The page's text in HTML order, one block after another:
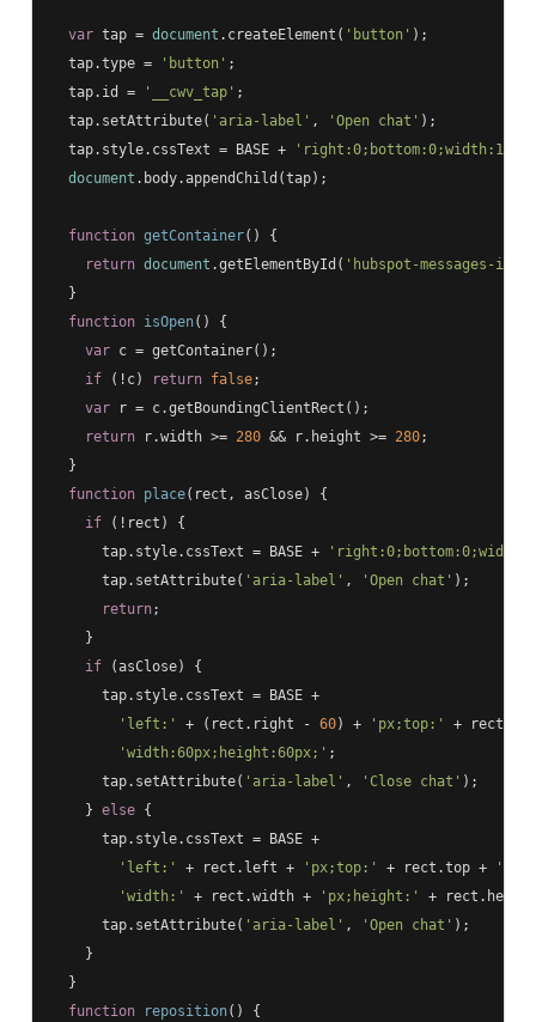
var tap = document .createElement( 'button' );
  tap.type =
'button' ;
  tap.id =
'__cwv_tap' ;
  tap.setAttribute(
'aria-label' , 'Open chat' );
  tap.style.cssText = BASE +
document .body.appendChild(tap);
function getContainer( )
{
return document .getElementById( 'hubspot-messages-
  }
function
isOpen( )
{
var c = getContainer();
if (!c) return false;
var r = c.getBoundingClientRect();
return r.width >= 280 && r.height >= 280;
  }
function
place( rect, asClose)
{
if (!rect) {
      tap.style.cssText = BASE +
      tap.setAttribute(
'aria-label' , 'Open chat' );
return;
    }
if (asClose) {
      tap.style.cssText = BASE +
'left:'
+ (rect.right - 60) + 'px;top:'
+
'width:60px;height:60px;' ;
      tap.setAttribute(
'aria-label' , 'Close chat' );
    }
else {
      tap.style.cssText = BASE +
'left:'
+ rect.left + 'px;top:' + rect.top +
'px;'
'width:'
+ rect.width + 'px;height:'
+
      tap.setAttribute(
'aria-label' , 'Open chat' );
    }
  }
function
reposition( )
{